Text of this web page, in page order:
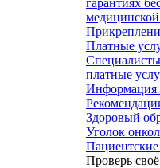
гарантиях
Платные
платные
Здоровый
Уголок
Проверь